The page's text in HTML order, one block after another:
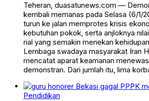
Teheran, duasatunews.com —
kembali memanas pada Selasa (6/1/
turun ke jalan memprotes krisis
kebutuhan pokok, serta anjloknya
rial yang semakin menekan
Lembaga swadaya masyarakat Iran
mencatat aparat keamanan
demonstran. Dari jumlah itu, lima
Pendidikan